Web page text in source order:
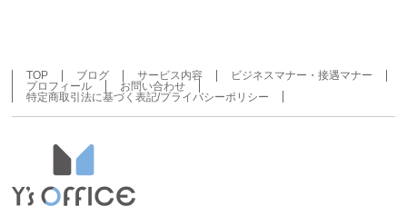
TOP ブログ サービス内容
ビジネスマナー・接遇マナー
プロフィール
お問い合わせ
特定商取引法に基づく表記/プライバシーポリシー